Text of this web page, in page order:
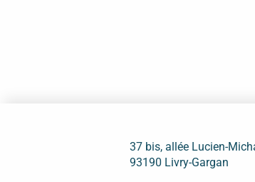
37 bis, allée Lucien-
93190 Livry-Gargan